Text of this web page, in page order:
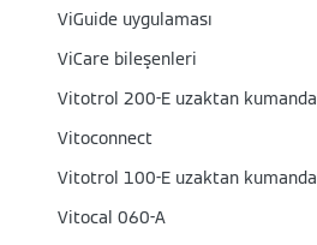
ViGuide uygulaması
ViCare bileşenleri
Vitotrol 200-E uzaktan kumanda
Vitoconnect
Vitotrol 100-E uzaktan kumanda
Vitocal 060-A